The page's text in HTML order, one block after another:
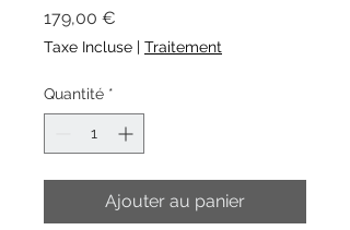
179,00 €
Taxe Incluse | Traitement
Quantité *
Ajouter au panier